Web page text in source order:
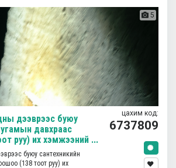
5
дээврээс буюу
давхраас
руу) их хэмжээний ...
буюу сантехникийн
(138 тоот руу) их
цахим код:
6737809